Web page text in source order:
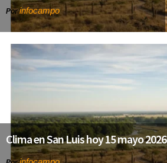
Porinfocampo
Clima en San Luis hoy 15 mayo 2026